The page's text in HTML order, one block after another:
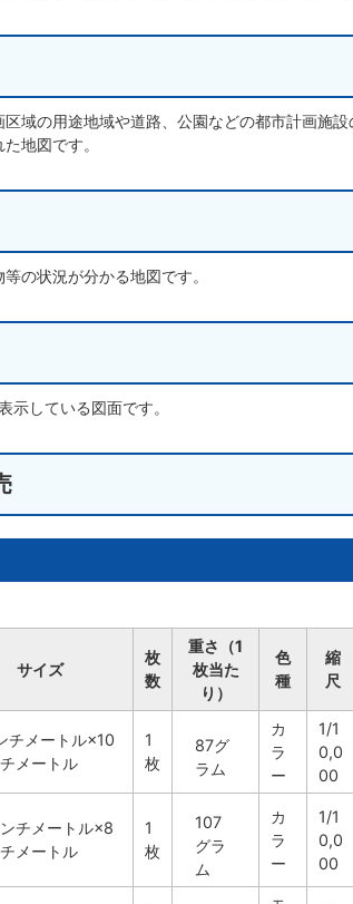
域の用途地域や道路、公園などの都市計画施
地図です。
の状況が分かる地図です。
示している図面です。
サイズ
枚
数
重さ（1
枚当た
り）
色
種
縮
尺
チメートル×10
メートル
1
枚
87グ
ラム
カ
ラ
ー
1/1
0,0
00
チメートル×8
メートル
1
枚
107
グラ
ム
カ
ラ
ー
1/1
0,0
00